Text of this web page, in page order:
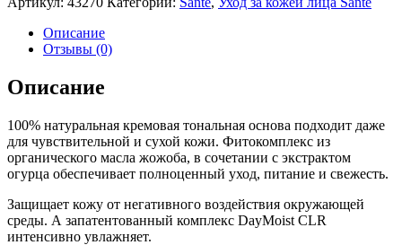
Описание
Отзывы (0)
Описание
100% натуральная кремовая тональная основа подходит даже
для чувствительной и сухой кожи. Фитокомплекс из
органического масла жожоба, в сочетании с экстрактом
огурца обеспечивает полноценный уход, питание и свежесть.
Защищает кожу от негативного воздействия окружающей
среды. А запатентованный комплекс DayMoist CLR
интенсивно увлажняет.